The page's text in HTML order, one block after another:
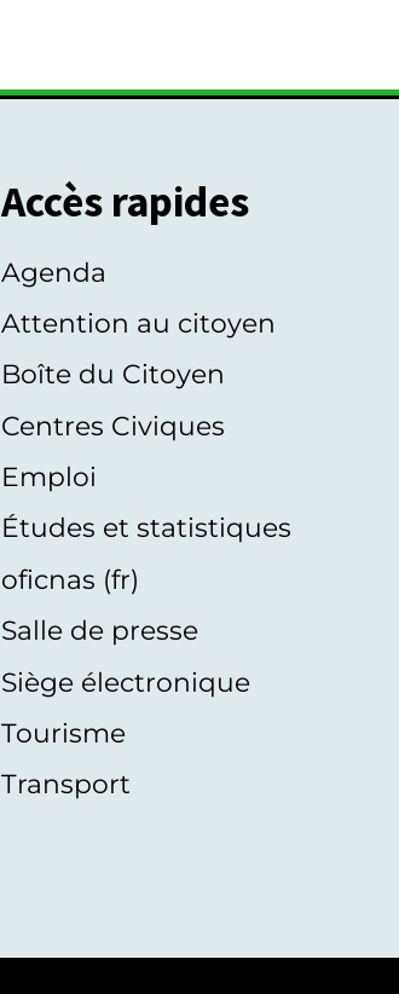
Accès rapides
Agenda
Attention au citoyen
Boîte du Citoyen
Centres Civiques
Emploi
Études et statistiques
oficnas (fr)
Salle de presse
Siège électronique
Tourisme
Transport